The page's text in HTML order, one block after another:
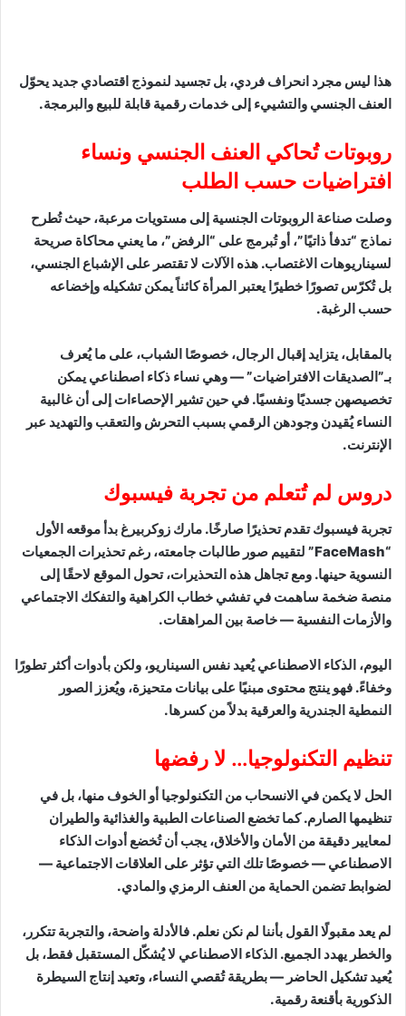
هذا ليس مجرد انحراف فردي، بل تجسيد لنموذج اقتصادي جديد يحوّل
العنف الجنسي والتشييء إلى خدمات رقمية قابلة للبيع والبرمجة.
روبوتات تُحاكي العنف الجنسي ونساء
افتراضيات حسب الطلب
وصلت صناعة الروبوتات الجنسية إلى مستويات مرعبة، حيث تُطرح
نماذج “تدفأ ذاتيًا”، أو تُبرمج على “الرفض”، ما يعني محاكاة صريحة
لسيناريوهات الاغتصاب. هذه الآلات لا تقتصر على الإشباع الجنسي،
بل تُكرّس تصورًا خطيرًا يعتبر المرأة كائناً يمكن تشكيله وإخضاعه
حسب الرغبة.
بالمقابل، يتزايد إقبال الرجال، خصوصًا الشباب، على ما يُعرف
بـ”الصديقات الافتراضيات” — وهي نساء ذكاء اصطناعي يمكن
تخصيصهن جسديًا ونفسيًا. في حين تشير الإحصاءات إلى أن غالبية
النساء يُقيدن وجودهن الرقمي بسبب التحرش والتعقب والتهديد عبر
الإنترنت.
دروس لم تُتعلم من تجربة فيسبوك
تجربة فيسبوك تقدم تحذيرًا صارخًا. مارك زوكربيرغ بدأ موقعه الأول
“FaceMash” لتقييم صور طالبات جامعته، رغم تحذيرات الجمعيات
النسوية حينها. ومع تجاهل هذه التحذيرات، تحول الموقع لاحقًا إلى
منصة ضخمة ساهمت في تفشي خطاب الكراهية والتفكك الاجتماعي
والأزمات النفسية — خاصة بين المراهقات.
اليوم، الذكاء الاصطناعي يُعيد نفس السيناريو، ولكن بأدوات أكثر تطورًا
وخفاءً. فهو ينتج محتوى مبنيًا على بيانات متحيزة، ويُعزز الصور
النمطية الجندرية والعرقية بدلاً من كسرها.
تنظيم التكنولوجيا… لا رفضها
الحل لا يكمن في الانسحاب من التكنولوجيا أو الخوف منها، بل في
تنظيمها الصارم. كما تخضع الصناعات الطبية والغذائية والطيران
لمعايير دقيقة من الأمان والأخلاق، يجب أن تُخضع أدوات الذكاء
الاصطناعي — خصوصًا تلك التي تؤثر على العلاقات الاجتماعية —
لضوابط تضمن الحماية من العنف الرمزي والمادي.
لم يعد مقبولًا القول بأننا لم نكن نعلم. فالأدلة واضحة، والتجربة تتكرر،
والخطر يهدد الجميع. الذكاء الاصطناعي لا يُشكّل المستقبل فقط، بل
يُعيد تشكيل الحاضر — بطريقة تُقصي النساء، وتعيد إنتاج السيطرة
الذكورية بأقنعة رقمية.